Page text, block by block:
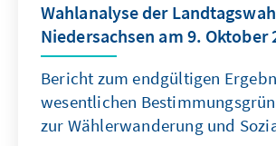
Wahlanalyse der
Niedersachsen am 9. Oktober
Bericht zum endgültigen
wesentlichen
zur Wählerwanderung und